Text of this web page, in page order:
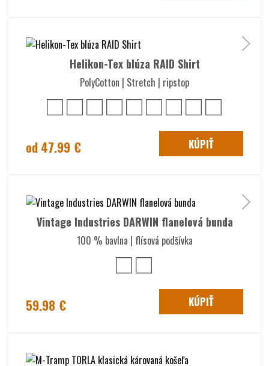
Helikon-Tex blúza RAID Shirt
PolyCotton | Stretch | ripstop
od 47.99 € KÚPIŤ
Vintage Industries DARWIN flanelová bunda
100 % bavlna | flísová podšívka
59.98 € KÚPIŤ